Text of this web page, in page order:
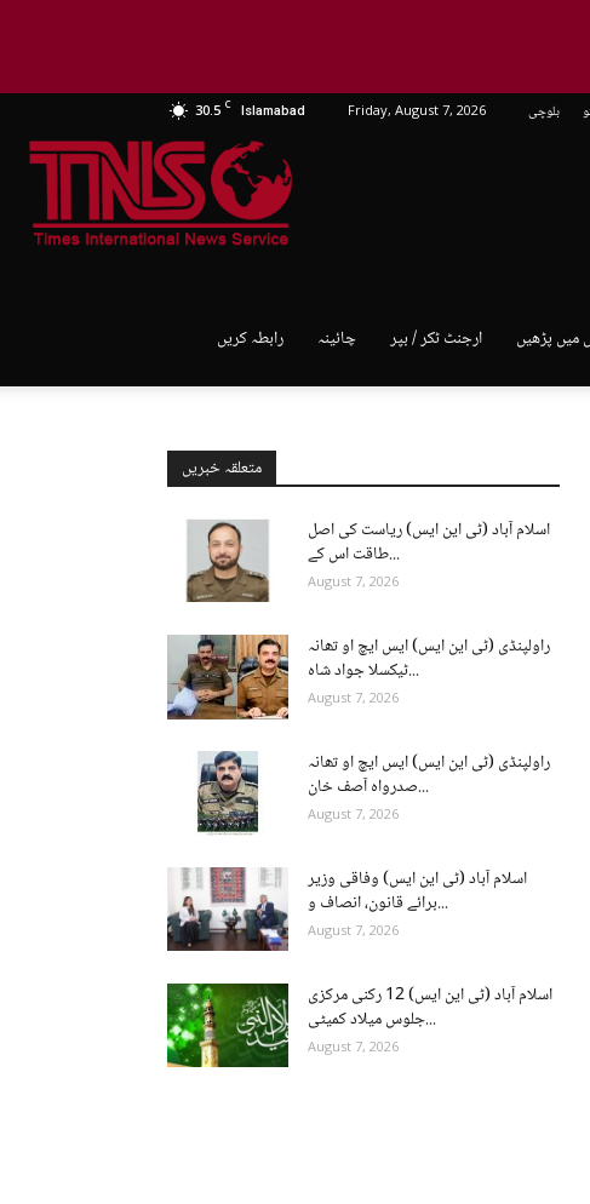
30.5 C Islamabad Friday, August 7, 2026 بلوچی
رابطہ کریں چائینہ ارجنٹ ٹکر / بپر میں پڑھیں
متعلقہ خبریں
اسلام آباد (ٹی این ایس) ریاست کی اصل
طاقت اس کے...
August 7, 2026
راولپنڈی (ٹی این ایس) ایس ایچ او تھانہ
ٹیکسلا جواد شاہ...
August 7, 2026
راولپنڈی (ٹی این ایس) ایس ایچ او تھانہ
صدرواہ آصف خان...
August 7, 2026
اسلام آباد (ٹی این ایس) وفاقی وزیر
برائے قانون، انصاف و...
August 7, 2026
اسلام آباد (ٹی این ایس) 12 رکنی مرکزی
جلوس میلاد کمیٹی...
August 7, 2026